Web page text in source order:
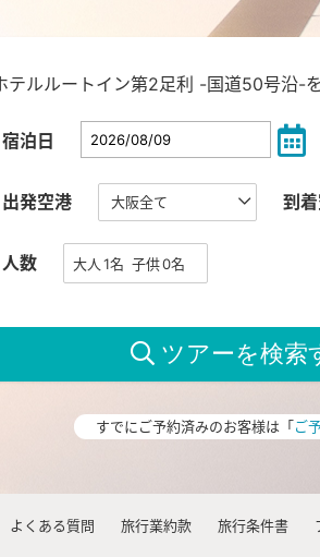
テルルートイン第2足利 -国道50号沿-
宿泊日
出発空港 到
人数
すでにご予約済みのお客様は「ご
よくある質問 旅行業約款 旅行条件書